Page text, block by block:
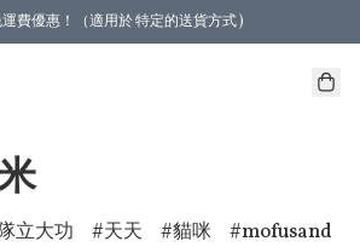
費優惠！（適用於 特定的送貨方式 )
立大功 天天 貓咪
mofusand